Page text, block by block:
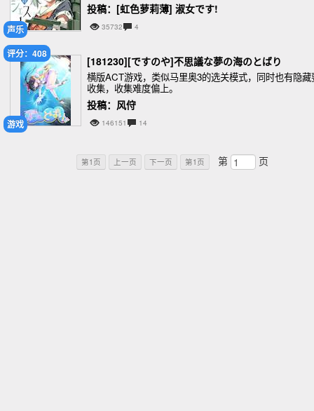
声乐
投稿：[虹色萝莉薄] 淑女です!
35732 4
游戏
评分：408
[181230][ですのや]不思議な夢の海のとばり
横版ACT游戏，类似马里奥3的选关模式，同时也有隐藏
收集，收集难度偏上。
投稿：风㑏
146151 14
第1页 上一页 下一页 第1页 第 页